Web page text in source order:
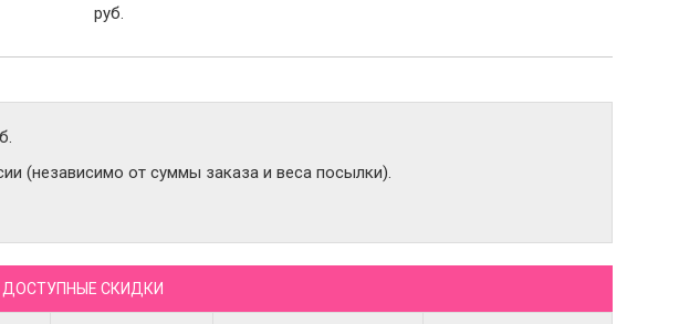
руб.
(независимо от суммы заказа и веса посылки).
ДОСТУПНЫЕ СКИДКИ